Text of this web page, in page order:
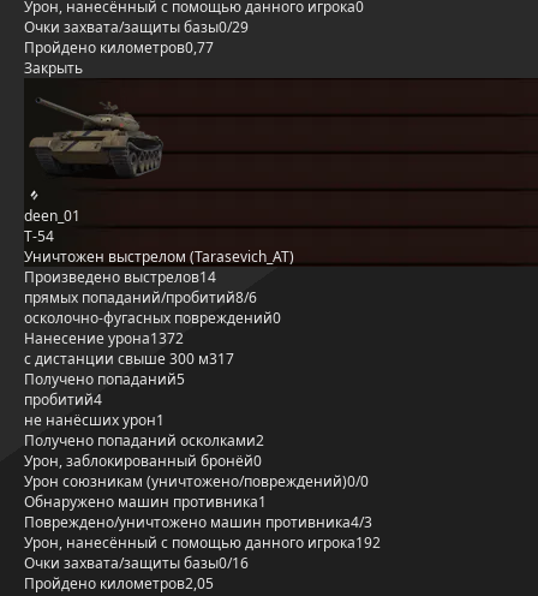
Урон, нанесённый с помощью данного игрока0
Очки захвата/защиты базы0/29
Пройдено километров0,77
Закрыть
deen_01
Т-54
Уничтожен выстрелом (Tarasevich_AT)
Произведено выстрелов14
прямых попаданий/пробитий8/6
осколочно-фугасных повреждений0
Нанесение урона1372
с дистанции свыше 300 м317
Получено попаданий5
пробитий4
не нанёсших урон1
Получено попаданий осколками2
Урон, заблокированный бронёй0
Урон союзникам (уничтожено/повреждений)0/0
Обнаружено машин противника1
Повреждено/уничтожено машин противника4/3
Урон, нанесённый с помощью данного игрока192
Очки захвата/защиты базы0/16
Пройдено километров2,05